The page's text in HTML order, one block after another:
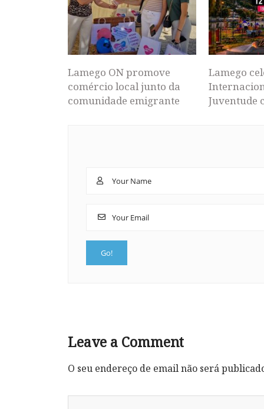
Lamego ON promove
comércio local junto da
comunidade emigrante
Lamego
Juventude
Leave a Comment
O seu endereço de email não será